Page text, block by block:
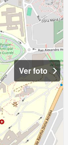
Ver foto